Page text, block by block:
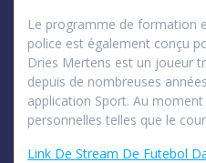
Le programme de formation
police est également conçu
Dries Mertens est un joueur
depuis de nombreuses
application Sport. Au
personnelles telles que le
Link De Stream De Futebol